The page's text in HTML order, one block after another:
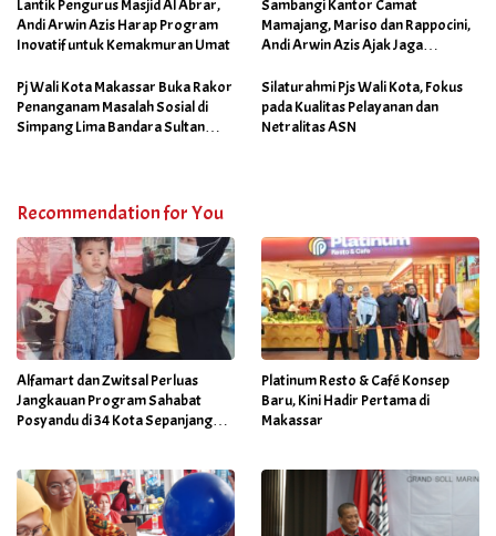
Lantik Pengurus Masjid Al Abrar,
Andi Arwin Azis Harap Program
Inovatif untuk Kemakmuran Umat
Sambangi Kantor Camat
Mamajang, Mariso dan Rappocini,
Andi Arwin Azis Ajak Jaga
Program Sabtu Bersih
Pj Wali Kota Makassar Buka Rakor
Penanganam Masalah Sosial di
Simpang Lima Bandara Sultan
Silaturahmi Pjs Wali Kota, Fokus
pada Kualitas Pelayanan dan
Netralitas ASN
Recommendation for You
Alfamart dan Zwitsal Perluas
Jangkauan Program Sahabat
Posyandu di 34 Kota Sepanjang
Platinum Resto & Café Konsep
Baru, Kini Hadir Pertama di
Makassar